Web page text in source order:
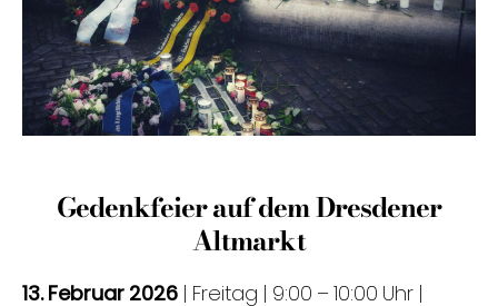
Gedenkfeier auf dem Dresdener
Altmarkt
13. Februar 2026 | Freitag | 9:00 – 10:00 Uhr |